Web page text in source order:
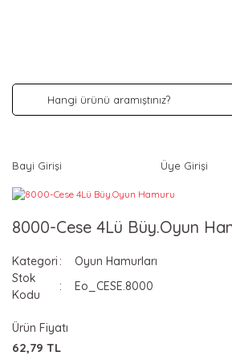
Bayi Girişi Üye Girişi
8000-Cese 4Lü Büy.Oyun
Kategori
Oyun Hamurları
Stok
Kodu
Eo_CESE.8000
Ürün Fiyatı
62,79 TL